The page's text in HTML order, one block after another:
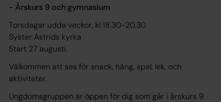
- Årskurs 9 och gymnasium
Torsdagar udda veckor, kl 18.30-20.30
Syster Astrids kyrka
Start 27 augusti.
Välkommen att ses för snack, häng, spel, lek, och
aktiviteter.
Ungdomsgruppen är öppen för dig som går i årskurs 9